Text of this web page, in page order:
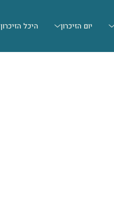
יום הזיכרון היכל הזיכרון